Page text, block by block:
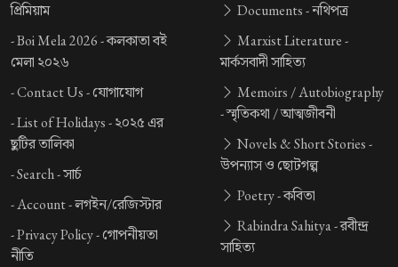
প্রিমিয়াম
-Boi Mela 2026 -কলকাতা বই
মেলা ২০২৬
-Contact Us -যোগাযোগ
-List of Holidays -২০২৫ এর
ছুটির তালিকা
-Search -সার্চ
-Account -লগইন/রেজিস্টার
-Privacy Policy -গোপনীয়তা
নীতি
Documents -নথিপত্র
Marxist Literature -
মার্কসবাদী সাহিত্য
Memoirs / Autobiography
-স্মৃতিকথা / আত্মজীবনী
Novels & Short Stories -
উপন্যাস ও ছোটগল্প
Poetry -কবিতা
Rabindra Sahitya -রবীন্দ্র
সাহিত্য